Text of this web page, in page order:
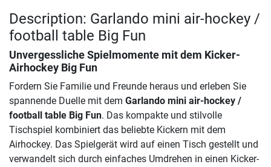
Description: Garlando mini air-hockey /
football table Big Fun
Unvergessliche Spielmomente mit dem Kicker-
Airhockey Big Fun
Fordern Sie Familie und Freunde heraus und erleben Sie
spannende Duelle mit dem Garlando mini air-hockey /
football table Big Fun. Das kompakte und stilvolle
Tischspiel kombiniert das beliebte Kickern mit dem
Airhockey. Das Spielgerät wird auf einen Tisch gestellt und
verwandelt sich durch einfaches Umdrehen in einen Kicker-